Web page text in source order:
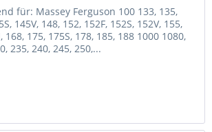
für: Massey Ferguson 100 133, 135,
145V, 148, 152, 152F, 152S, 152V, 155,
168, 175, 175S, 178, 185, 188 1000 1080,
235, 240, 245, 250,...